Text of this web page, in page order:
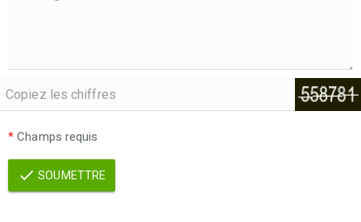
* Champs requis
SOUMETTRE